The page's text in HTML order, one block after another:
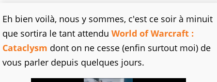
Eh bien voilà, nous y sommes, c'est ce soir à minuit
que sortira le tant attendu World of Warcraft :
Cataclysm dont on ne cesse (enfin surtout moi) de
vous parler depuis quelques jours.